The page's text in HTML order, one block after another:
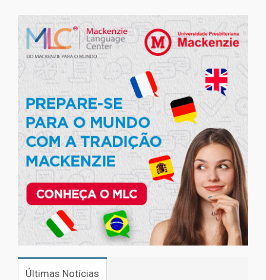
Últimas Notícias